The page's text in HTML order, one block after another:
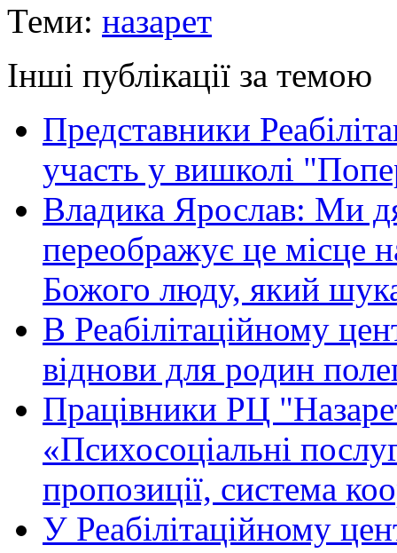
Теми: назарет
Інші публікації за темою
Представники
участь у вишколі
Владика Ярослав: Ми
переображує це місце
Божого люду, який
В Реабілітаційному
віднови для родин
Працівники РЦ
«Психосоціальні
пропозиції, система
У Реабілітаційному